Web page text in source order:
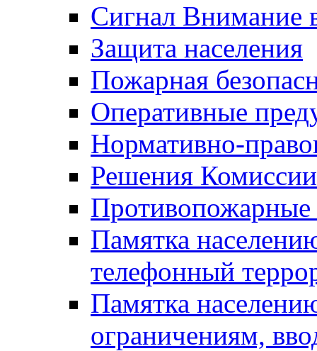
Сигнал Внимание
Защита населения
Пожарная
Оперативные
Нормативно-
Решения
Противопожарные
Памятка
телефонный
Памятка
ограничениям,